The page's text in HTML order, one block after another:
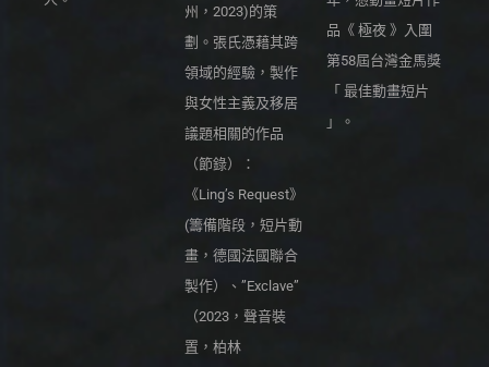
州，2023)的策
劃。張氏憑藉其跨
領域的經驗，製作
與女性主義及移居
議題相關的作品
（節錄）：
《Ling’s Request》
(籌備階段，短片動
畫，德國法國聯合
製作）、”Exclave”
（2023，聲音裝
置，柏林
品《 極夜 》入圍
第58屆台灣金馬獎
「 最佳動畫短片
」。